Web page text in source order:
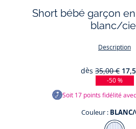
Short bébé garçon
blanc/
Description
dès 35,00 €
-50 %
Soit 17points fidélité avec
Couleur : BLANC/